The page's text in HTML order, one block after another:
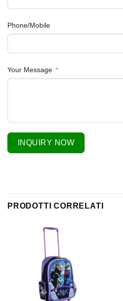
Phone/Mobile
Your Message
INQUIRY NOW
PRODOTTI CORRELATI